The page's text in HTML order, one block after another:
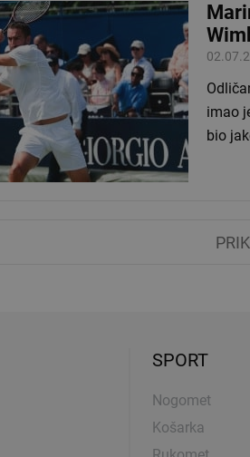
imao
bio
SPORT
Nogomet
Košarka